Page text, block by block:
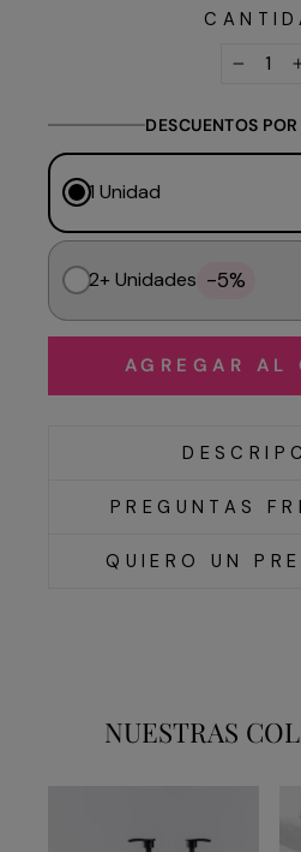
DESCUENTOS
1 Unidad
2+ Unidades -5%
AGREGAR AL
PREGUNTAS
QUIERO UN
NUESTRAS